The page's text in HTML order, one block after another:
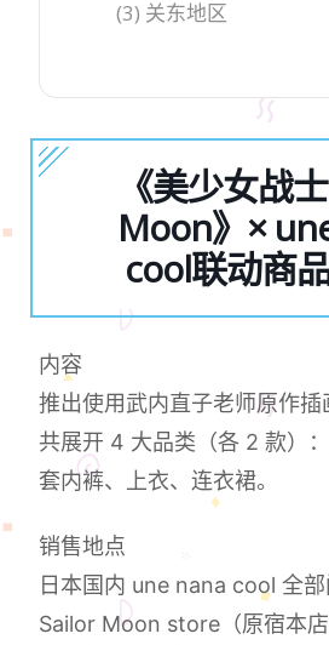
(3) 关东地区
《美少女战
Moon》×
cool联动商
内容
推出使用武内直子老师原作插
共展开 4 大品类（各 2 款）
套内裤、上衣、连衣裙。
销售地点
日本国内 une nana cool 全部
Sailor Moon store（原宿本店